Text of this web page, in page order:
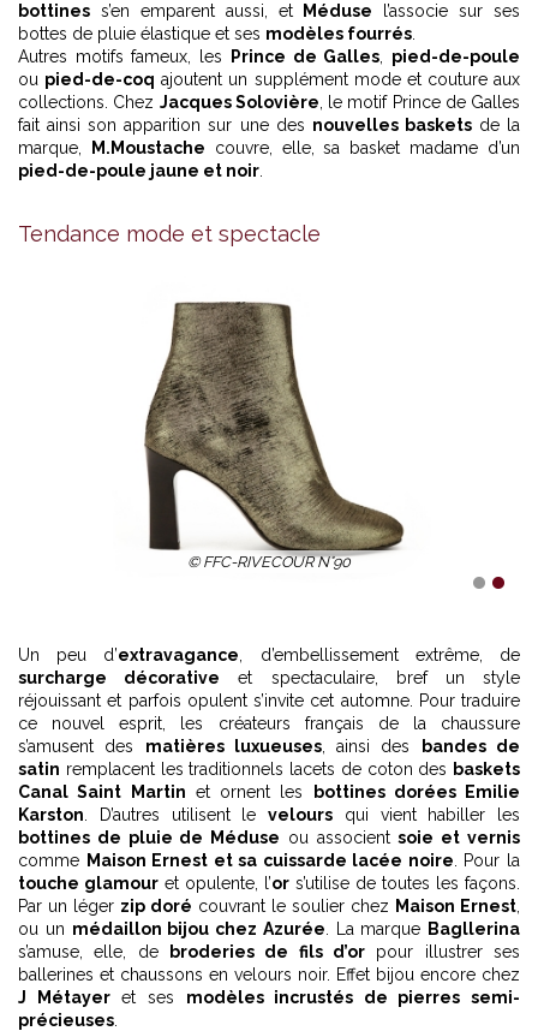
bottines s’en emparent aussi, et Méduse l’associe sur ses
bottes de pluie élastique et ses modèles fourrés.
Autres motifs fameux, les
Prince de Galles, pied-de-poule
ou pied-de-coq ajoutent un supplément mode et couture aux
collections. Chez Jacques Solovière, le motif Prince de Galles
fait ainsi son apparition sur une des nouvelles basketsde la
marque,
M.Moustache couvre, elle, sa basket madame d’un
pied-de-poule jaune et noir.
Tendance mode et spectacle
© FFC-RIVECOUR N°90
Un peu d’extravagance , d’embellissement extrême, de
surcharge décorative et spectaculaire, bref un style
réjouissant et parfois opulent s’invite cet automne. Pour traduire
ce nouvel esprit, les créateurs français de la chaussure
s’amusent des matières luxueuses, ainsi des
bandes de
satin remplacent les traditionnels lacets de coton des baskets
Canal Saint Martin et ornent les
bottines dorées Emilie
Karston . D’autres utilisent le velours qui vient habiller les
bottines de pluie de Méduse ou associentsoie et vernis
comme Maison Ernest et sa cuissarde lacée noire . Pour la
touche glamour et opulente, l’or s’utilise de toutes les façons.
Par un léger zip doré couvrant le soulier chez Maison Ernest
ou un médaillon bijou chez Azurée . La marque Bagllerina
s’amuse, elle, de
broderies de fils d’or pour illustrer ses
ballerines et chaussons en velours noir. Effet bijou encore chez
J Métayeret ses modèles incrustés de pierres semi-
précieuses